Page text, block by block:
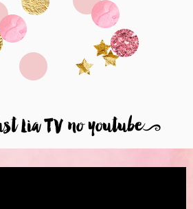
Lia TV no youtube9